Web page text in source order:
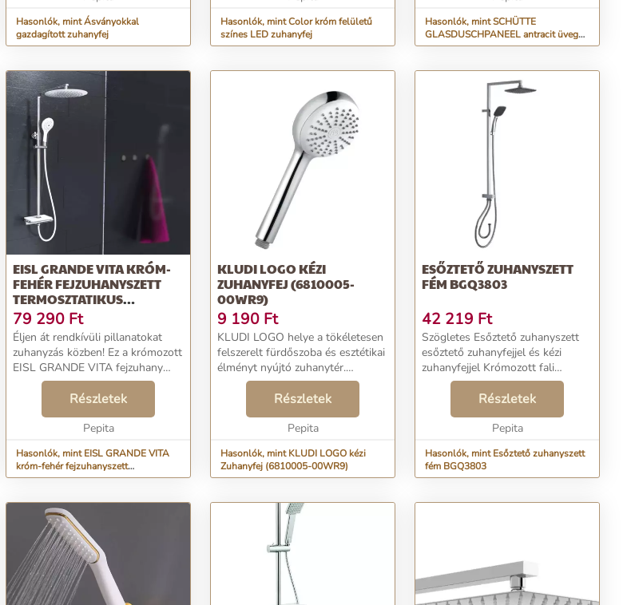
Hasonlók, mint Ásványokkal
gazdagított zuhanyfej
Hasonlók, mint Color króm felületű
színes LED zuhanyfej
Hasonlók, mint SCHÜTTE
GLASDUSCHPANEEL antracit üveg
zuhanyzó egykaros csapteleppel
EISL GRANDE VITA KRÓM-
FEHÉR FEJZUHANYSZETT
TERMOSZTATIKUS
CSAPTELEPPEL
79 290 Ft
Éljen át rendkívüli pillanatokat
zuhanyzás közben! Ez a krómozott
EISL GRANDE VITA fejzuhany
szett termosztatikus csapteleppel
kis wellness részleggé varázsolja
zuhanyzóját! Szép, letisztult dizájn:
Részletek
Pepita
Hasonlók, mint EISL GRANDE VITA
króm-fehér fejzuhanyszett
termosztatikus csapteleppel
KLUDI LOGO KÉZI
ZUHANYFEJ (6810005-
00WR9)
9 190 Ft
KLUDI LOGO helye a tökéletesen
felszerelt fürdőszoba és esztétikai
élményt nyújtó zuhanytér.
Jellemzői: - Kézizuhany 1S -
Egyféle zuhanysugárral: normál -
Névleges vízmennyiség: 9 l/perc, 3
Részletek
Pepita
Hasonlók, mint KLUDI LOGO kézi
Zuhanyfej (6810005-00WR9)
ESŐZTETŐ ZUHANYSZETT
FÉM BGQ3803
42 219 Ft
Szögletes Esőztető zuhanyszett
esőztető zuhanyfejjel és kézi
zuhanyfejjel Krómozott fali
zuhanyszett, elegáns, letisztult
megjelenéssel. Tökéletesen
illeszkedik minden fürdőszobába!
Anyaga: Fém ...
Részletek
Pepita
Hasonlók, mint Esőztető zuhanyszett
fém BGQ3803